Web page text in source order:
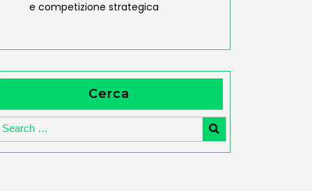
e competizione strategica
Cerca